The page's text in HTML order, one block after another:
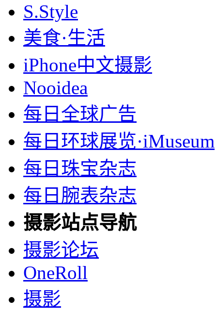
S.Style
美食·生活
iPhone中文摄影
Nooidea
每日全球广告
每日环球展览·iMuseum
每日珠宝杂志
每日腕表杂志
摄影站点导航
摄影论坛
OneRoll
摄影